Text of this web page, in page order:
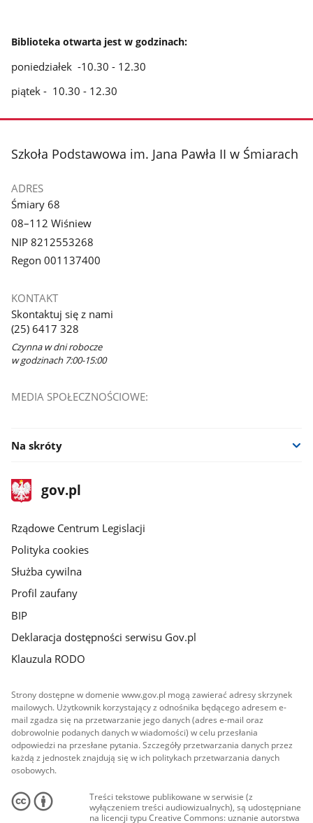
Biblioteka otwarta jest w godzinach:
poniedziałek -10.30 - 12.30
piątek - 10.30 - 12.30
stopka
Szkoła Podstawowa im. Jana Pawła II w Śmiarach
ADRES
Śmiary 68
08–112 Wiśniew
NIP 8212553268
Regon 001137400
KONTAKT
Skontaktuj się z nami
(25) 6417 328
Czynna w dni robocze
w godzinach 7:00-15:00
MEDIA SPOŁECZNOŚCIOWE:
Na skróty
stopka
gov.plStrona
gov.pl
Rządowe Centrum Legislacji
Polityka cookies
Służba cywilna
Profil zaufany
BIP
Deklaracja dostępności serwisu Gov.pl
Klauzula RODO
Strony dostępne w domenie www.gov.pl mogą zawierać adresy skrzynek
mailowych. Użytkownik korzystający z odnośnika będącego adresem e-
mail zgadza się na przetwarzanie jego danych (adres e-mail oraz
dobrowolnie podanych danych w wiadomości) w celu przesłania
odpowiedzi na przesłane pytania. Szczegóły przetwarzania danych przez
każdą z jednostek znajdują się w ich politykach przetwarzania danych
osobowych.
Treści tekstowe publikowane w serwisie (z
wyłączeniem treści audiowizualnych), są udostępniane
na licencji typu Creative Commons: uznanie autorstwa